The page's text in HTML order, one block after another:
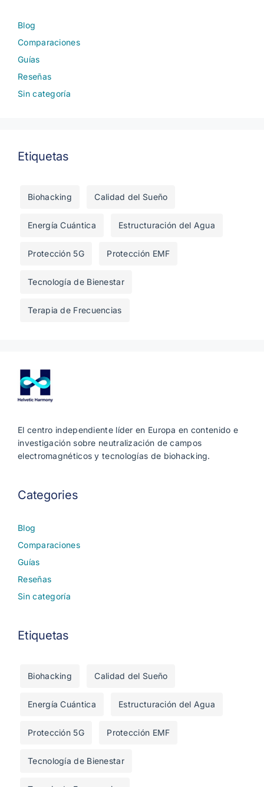
Blog
Comparaciones
Guías
Reseñas
Sin categoría
Etiquetas
Biohacking Calidad del Sueño
Energía Cuántica Estructuración del Agua
Protección 5G Protección EMF
Tecnología de Bienestar
Terapia de Frecuencias
El centro independiente líder en Europa en contenido e
investigación sobre neutralización de campos
electromagnéticos y tecnologías de biohacking.
Categories
Blog
Comparaciones
Guías
Reseñas
Sin categoría
Etiquetas
Biohacking Calidad del Sueño
Energía Cuántica Estructuración del Agua
Protección 5G Protección EMF
Tecnología de Bienestar